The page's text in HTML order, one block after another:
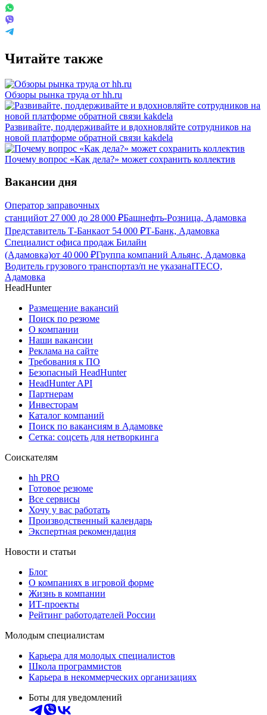
Читайте также
Обзоры рынка труда от hh.ru
Развивайте, поддерживайте и вдохновляйте сотрудников на
новой платформе обратной связи kakdela
Почему вопрос «Как дела?» может сохранить коллектив
Вакансии дня
Оператор заправочных
станцийот 27 000 до 28 000 ₽Башнефть-Розница, Адамовка
Представитель Т-Банкаот 54 000 ₽Т-Банк, Адамовка
Специалист офиса продаж Билайн
(Адамовка)от 40 000 ₽Группа компаний Альянс, Адамовка
Водитель грузового транспортаз/п не указанаITECO,
Адамовка
HeadHunter
Размещение вакансий
Поиск по резюме
О компании
Наши вакансии
Реклама на сайте
Требования к ПО
Безопасный HeadHunter
HeadHunter API
Партнерам
Инвесторам
Каталог компаний
Поиск по вакансиям в Адамовке
Сетка: соцсеть для нетворкинга
Соискателям
hh PRO
Готовое резюме
Все сервисы
Хочу у вас работать
Производственный календарь
Экспертная рекомендация
Новости и статьи
Блог
О компаниях в игровой форме
Жизнь в компании
ИТ-проекты
Рейтинг работодателей России
Молодым специалистам
Карьера для молодых специалистов
Школа программистов
Карьера в некоммерческих организациях
Боты для уведомлений